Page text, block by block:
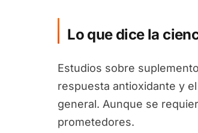
Lo que dice la
Estudios sobre
respuesta antioxidante y
general. Aunque se
prometedores.